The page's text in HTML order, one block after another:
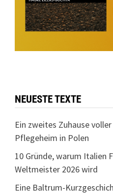
NEUESTE TEXTE
Ein zweites Zuhause
Pflegeheim in Polen
10 Gründe, warum Italien
Weltmeister 2026 wird
Eine Baltrum-